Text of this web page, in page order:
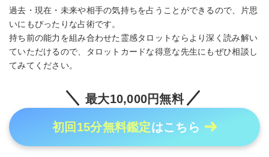
過去・現在・未来や相手の気持ちを占うことができるので、片思
いにもぴったりな占術です。
持ち前の能力を組み合わせた霊感タロットならより深く読み解い
ていただけるので、タロットカードな得意な先生にもぜひ相談し
てみてください。
最大10,000円無料
初回15分無料鑑定はこちら